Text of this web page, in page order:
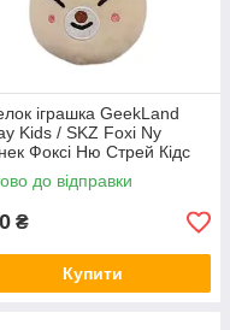
іграшка GeekLand
Kids / SKZ Foxi Ny
Фоксі Ню Стрей Кідс
G SKZ FN07
до відправки
₴
Купити